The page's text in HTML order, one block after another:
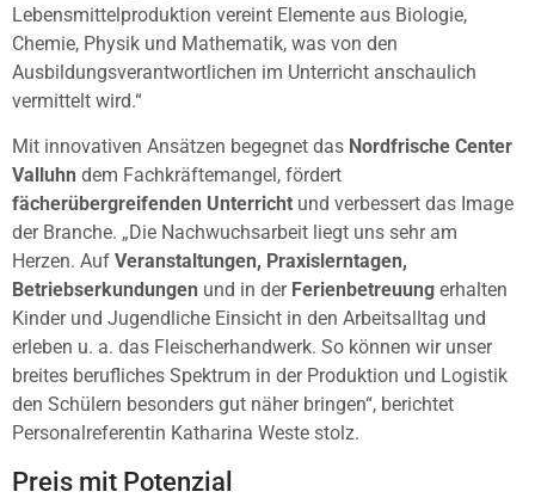
Lebensmittelproduktion vereint Elemente aus Biologie,
Chemie, Physik und Mathematik, was von den
Ausbildungsverantwortlichen im Unterricht anschaulich
vermittelt wird.“
Mit innovativen Ansätzen begegnet das Nordfrische Center
Valluhn dem Fachkräftemangel, fördert
fächerübergreifenden Unterricht und verbessert das Image
der Branche. „Die Nachwuchsarbeit liegt uns sehr am
Herzen. Auf Veranstaltungen, Praxislerntagen,
Betriebserkundungen und in derFerienbetreuung erhalten
Kinder und Jugendliche Einsicht in den Arbeitsalltag und
erleben u. a. das Fleischerhandwerk. So können wir unser
breites berufliches Spektrum in der Produktion und Logistik
den Schülern besonders gut näher bringen“, berichtet
Personalreferentin Katharina Weste stolz.
Preis mit Potenzial